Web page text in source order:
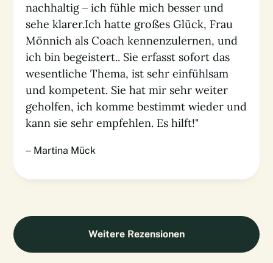
nachhaltig – ich fühle mich besser und
sehe klarer.Ich hatte großes Glück, Frau
Mönnich als Coach kennenzulernen, und
ich bin begeistert.. Sie erfasst sofort das
wesentliche Thema, ist sehr einfühlsam
und kompetent. Sie hat mir sehr weiter
geholfen, ich komme bestimmt wieder und
kann sie sehr empfehlen. Es hilft!"
– Martina Mück
Weitere Rezensionen